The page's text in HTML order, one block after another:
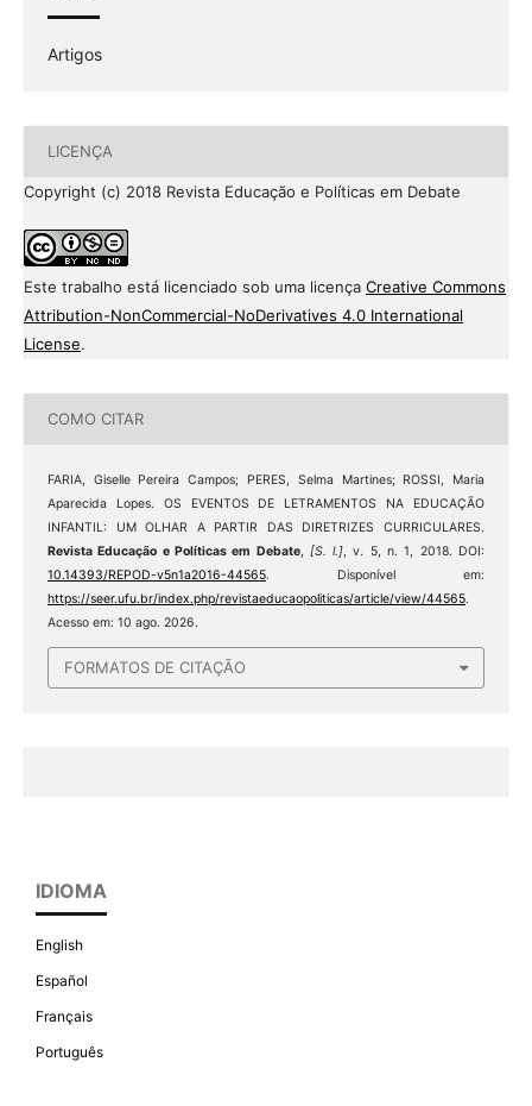
Artigos
LICENÇA
Copyright (c) 2018 Revista Educação e Políticas em Debate
Este trabalho está licenciado sob uma licença Creative Commons
Attribution-NonCommercial-NoDerivatives 4.0 International
License.
COMO CITAR
FARIA, Giselle Pereira Campos; PERES, Selma Martines; ROSSI, Maria
Aparecida Lopes. OS EVENTOS DE LETRAMENTOS NA EDUCAÇÃO
INFANTIL: UM OLHAR A PARTIR DAS DIRETRIZES CURRICULARES.
Revista Educação e Políticas em Debate, [S. l.], v. 5, n. 1, 2018. DOI:
10.14393/REPOD-v5n1a2016-44565. Disponível em:
https://seer.ufu.br/index.php/revistaeducaopoliticas/article/view/44565.
Acesso em: 10 ago. 2026.
FORMATOS DE CITAÇÃO
IDIOMA
English
Español
Français
Português